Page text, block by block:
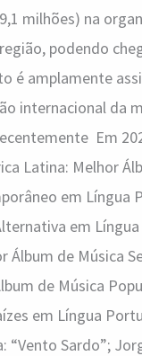
milhões) na
podendo
é amplamente
internacional da
Em
Latina: Melhor
em Língua
em
Álbum de Música
de Música
em Língua
“Vento Sardo”;